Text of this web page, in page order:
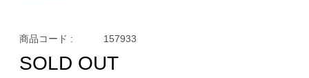
商品コード : 157933
SOLD OUT